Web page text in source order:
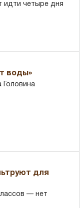
идти четыре дня
воды»
для
— нет